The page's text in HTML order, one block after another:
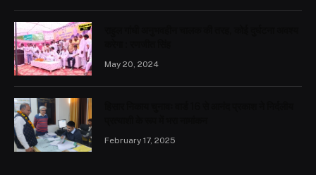
May 20, 2024
February 17, 2025